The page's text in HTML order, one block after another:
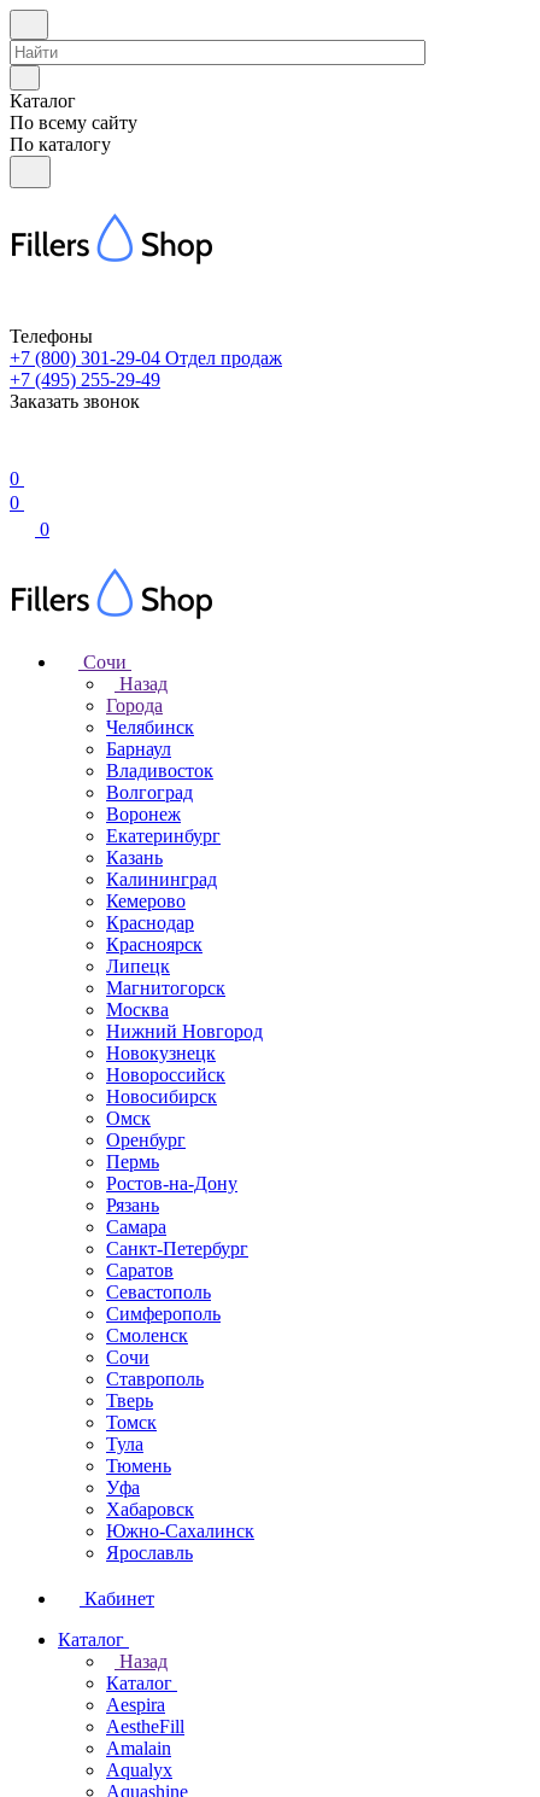
Каталог
По всему сайту
По каталогу
Телефоны
+7 (800) 301-29-04 Отдел продаж
+7 (495) 255-29-49
Заказать звонок
0
0
0
Сочи
Назад
Города
Челябинск
Барнаул
Владивосток
Волгоград
Воронеж
Екатеринбург
Казань
Калининград
Кемерово
Краснодар
Красноярск
Липецк
Магнитогорск
Москва
Нижний Новгород
Новокузнецк
Новороссийск
Новосибирск
Омск
Оренбург
Пермь
Ростов-на-Дону
Рязань
Самара
Санкт-Петербург
Саратов
Севастополь
Симферополь
Смоленск
Сочи
Ставрополь
Тверь
Томск
Тула
Тюмень
Уфа
Хабаровск
Южно-Сахалинск
Ярославль
Кабинет
Каталог
Назад
Каталог
Aespira
AestheFill
Amalain
Aqualyx
Aquashine